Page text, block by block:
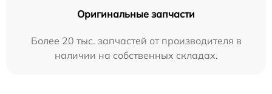
Оригинальные запчасти
Более 20 тыс. запчастей от производителя в
наличии на собственных складах.